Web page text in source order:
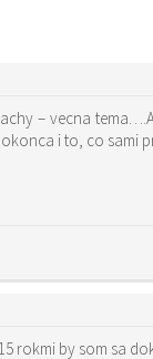
– vecna
i to, co sami